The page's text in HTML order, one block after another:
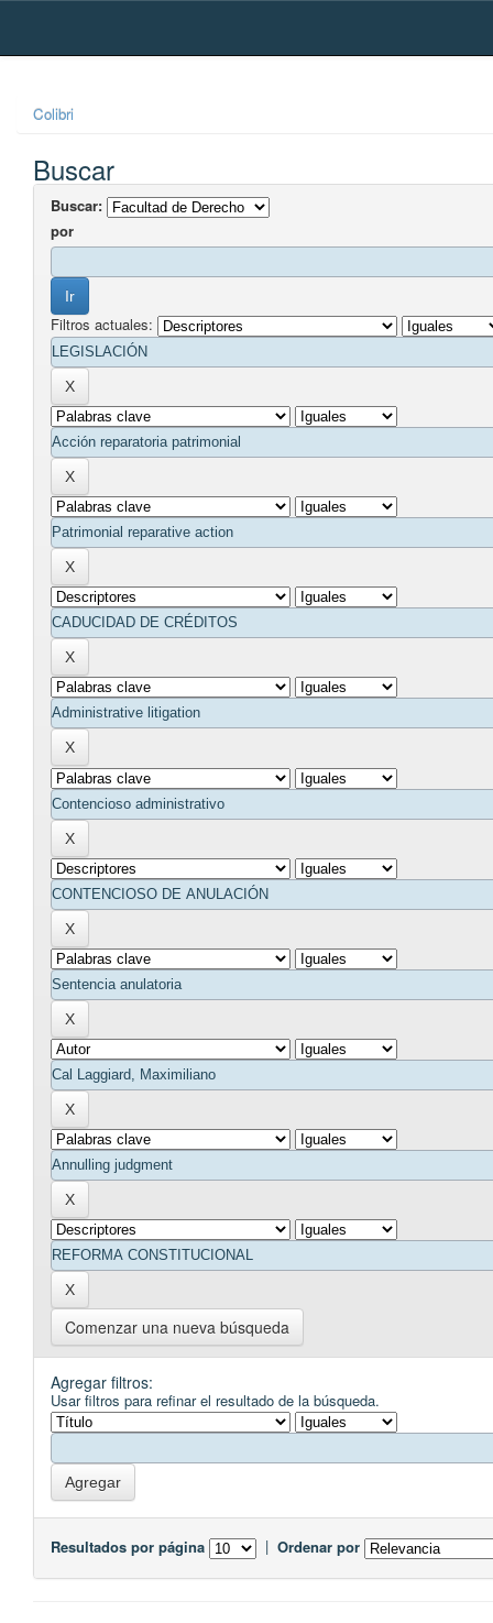
Skip
Colibri
Buscar
Buscar:
por
Filtros actuales:
Comenzar una nueva búsqueda
Agregar filtros:
Usar filtros para refinar el resultado de la búsqueda.
Resultados por página | Ordenar por